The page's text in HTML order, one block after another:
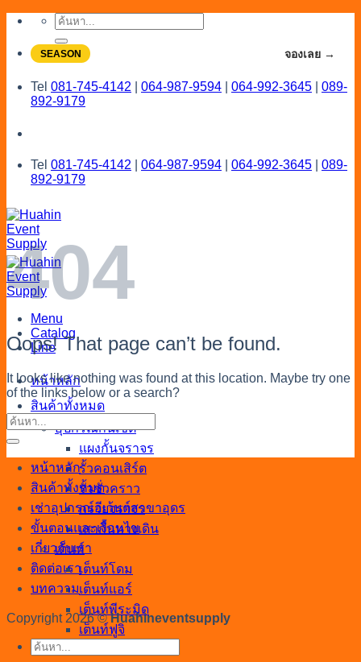
Skip
content
ค้นหา:
SEASON จองเลย →
Tel 081-745-4142 064-987-9594 064-992-3645
089-
892-9179
Tel 081-745-4142 064-987-9594 064-992-3645
089-
892-9179
Menu
Catalog
Line
หน้าหลัก
สินค้าทั้งหมด
อุปกรณ์กั้นเขต
แผงกั้นจราจร
รั้วคอนเสิร์ต
รั้วชั่วคราว
กรวยจราจร
เสากั้นทางเดิน
เต็นท์
เต็นท์โดม
เต็นท์แอร์
เต็นท์พีระมิด
เต็นท์ฟูจิ
404
Oops! That page can’t be found.
It looks like nothing was found at this location. Maybe try one
of the links below or a search?
หน้าหลัก
สินค้าทั้งหมด
เช่าอุปกรณ์อีเว้นต์สาขาอุดร
ขั้นตอนและเงื่อนไข
เกี่ยวกับเรา
ติดต่อเรา
บทความ
Copyright 2026 ©Huahineventsupply
ค้นหา: